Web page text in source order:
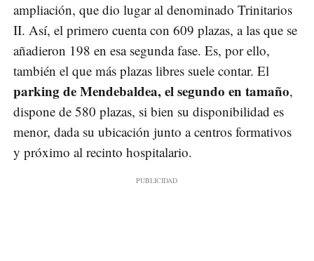
ampliación, que dio lugar al denominado Trinitarios
II. Así, el primero cuenta con 609 plazas, a las que se
añadieron 198 en esa segunda fase. Es, por ello,
también el que más plazas libres suele contar. El
parking de Mendebaldea, el segundo en tamaño,
dispone de 580 plazas, si bien su disponibilidad es
menor, dada su ubicación junto a centros formativos
y próximo al recinto hospitalario.